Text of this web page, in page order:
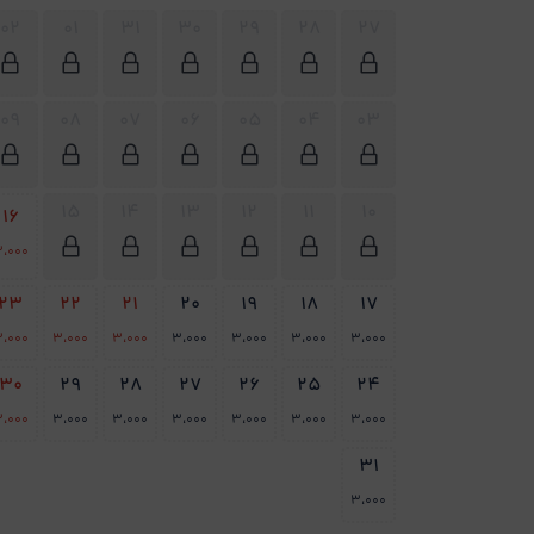
16
17
3،000
18
3،000
19
3،000
20
3،000
21
3،000
22
3،000
23
24
3،000
25
3،000
26
3،000
27
3،000
28
3،000
29
3،000
30
31
3،000